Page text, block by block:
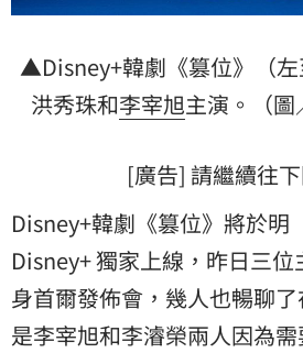
▲Disney+韓劇《篡位》（左
洪秀珠和李宰旭主演。（圖
[廣告] 請繼續往
Disney+韓劇《篡位》將於明
Disney+ 獨家上線，昨日三位
身首爾發佈會，幾人也暢聊
是李宰旭和李濬榮兩人因為